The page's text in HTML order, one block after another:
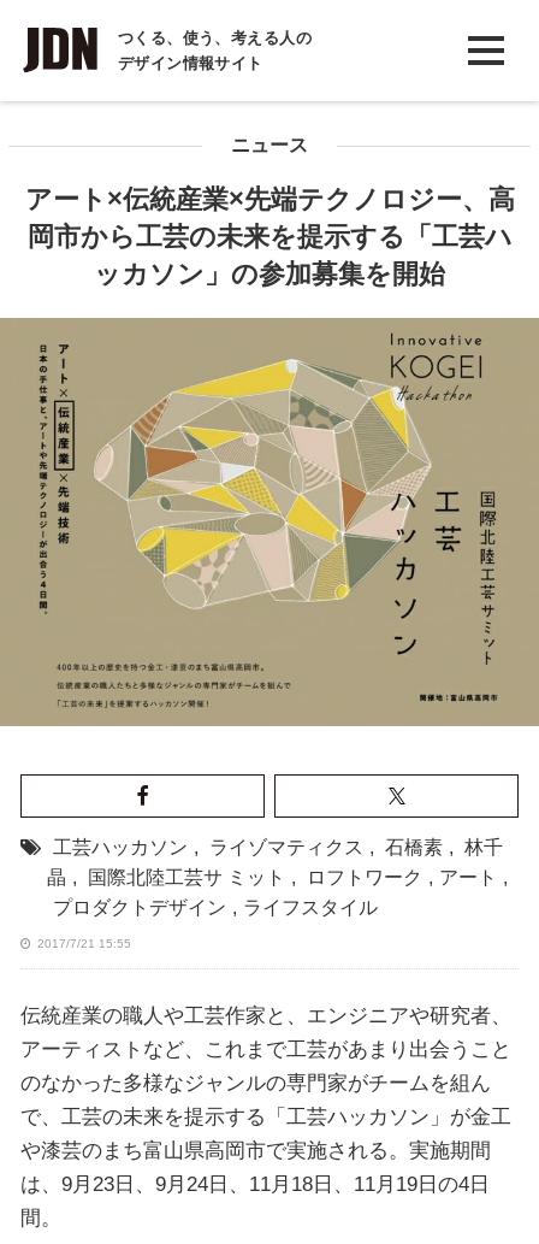
つくる、使う、考える人の
デザイン情報サイト
INTERVIEW
インタビュー
COLUMN
コラム
ニュース
アート×伝統産業×先端テクノロジー、高
岡市から工芸の未来を提示する「工芸ハ
ッカソン」の参加募集を開始
工芸ハッカソン , ライゾマティクス , 石橋素 , 林千
晶 , 国際北陸工芸サ ミット , ロフトワーク , アート ,
プロダクトデザイン , ライフスタイル
2017/7/21 15:55
伝統産業の職人や工芸作家と、エンジニアや研究者、
アーティストなど、これまで工芸があまり出会うこと
のなかった多様なジャンルの専門家がチームを組ん
で、工芸の未来を提示する「工芸ハッカソン」が金工
や漆芸のまち富山県高岡市で実施される。実施期間
は、9月23日、9月24日、11月18日、11月19日の4日
間。